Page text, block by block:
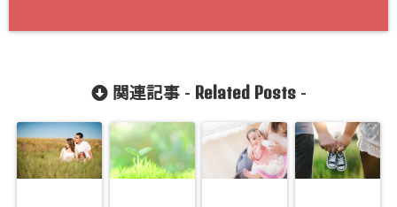
関連記事 - Related Posts-